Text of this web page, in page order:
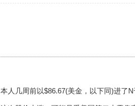
本人几周前以$86.67(美金，以下同)进了